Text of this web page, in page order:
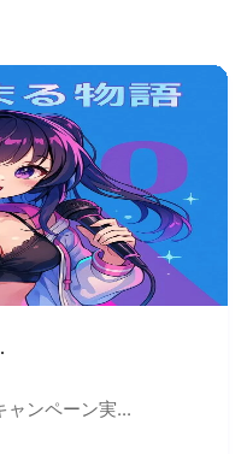
ャンペーン実...